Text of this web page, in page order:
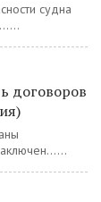
судна
договоров